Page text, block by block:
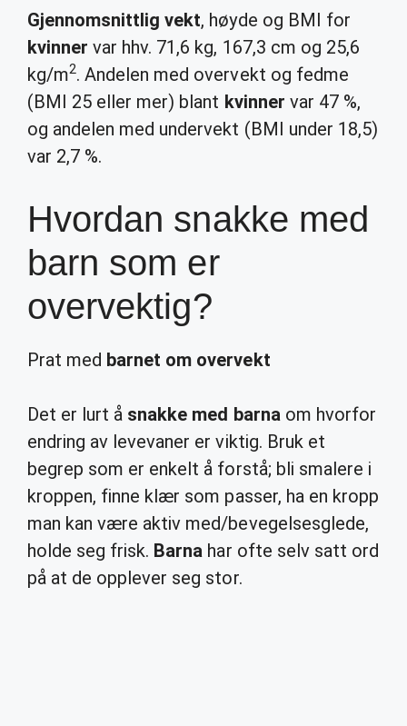
Gjennomsnittlig vekt, høyde og BMI for
kvinner var hhv. 71,6 kg, 167,3 cm og 25,6
kg/m2. Andelen med overvekt og fedme
(BMI 25 eller mer) blant kvinner var 47 %,
og andelen med undervekt (BMI under 18,5)
var 2,7 %.
Hvordan snakke med
barn som er
overvektig?
​Prat med barnet om overvekt
Det er lurt å snakke med barnaom hvorfor
endring av levevaner er viktig. Bruk et
begrep som er enkelt å forstå; bli smalere i
kroppen, finne klær som passer, ha en kropp
man kan være aktiv med/bevegelsesglede,
holde seg frisk. Barna har ofte selv satt ord
på at de opplever seg stor.